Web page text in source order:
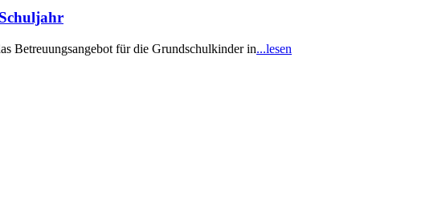
Betreuungsangebot für die Grundschulkinder in...lesen